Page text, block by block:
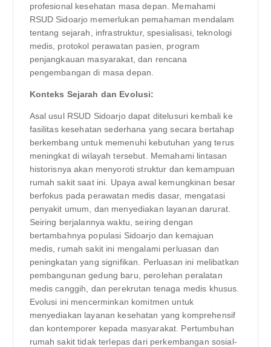
profesional kesehatan masa depan. Memahami
RSUD Sidoarjo memerlukan pemahaman mendalam
tentang sejarah, infrastruktur, spesialisasi, teknologi
medis, protokol perawatan pasien, program
penjangkauan masyarakat, dan rencana
pengembangan di masa depan.
Konteks Sejarah dan Evolusi:
Asal usul RSUD Sidoarjo dapat ditelusuri kembali ke
fasilitas kesehatan sederhana yang secara bertahap
berkembang untuk memenuhi kebutuhan yang terus
meningkat di wilayah tersebut. Memahami lintasan
historisnya akan menyoroti struktur dan kemampuan
rumah sakit saat ini. Upaya awal kemungkinan besar
berfokus pada perawatan medis dasar, mengatasi
penyakit umum, dan menyediakan layanan darurat.
Seiring berjalannya waktu, seiring dengan
bertambahnya populasi Sidoarjo dan kemajuan
medis, rumah sakit ini mengalami perluasan dan
peningkatan yang signifikan. Perluasan ini melibatkan
pembangunan gedung baru, perolehan peralatan
medis canggih, dan perekrutan tenaga medis khusus.
Evolusi ini mencerminkan komitmen untuk
menyediakan layanan kesehatan yang komprehensif
dan kontemporer kepada masyarakat. Pertumbuhan
rumah sakit tidak terlepas dari perkembangan sosial-